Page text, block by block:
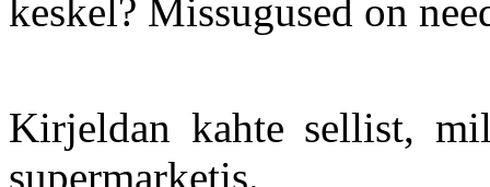
keskel? Missugused on
Kirjeldan kahte sellist,
supermarketis.